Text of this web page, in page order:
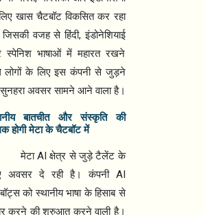
खास चैटबॉट विकसित कर रहा
वजह से हिंदी,इंडोनेशियाई
स्पेनिश भाषाओं में महारत रखने
लोगों के लिए इस कंपनी से जुड़ने
अवसर सामने आने वाला है।
बातचीत और संस्कृति की
होगी मेटा के चैटबॉट में
मेटाAIक्षेत्र से जुड़े टैलेंट के
अवसर दे रही है। कंपनी AI
को स्थानीय भाषा के हिसाब से
करने की शुरुआत करने वाली है।